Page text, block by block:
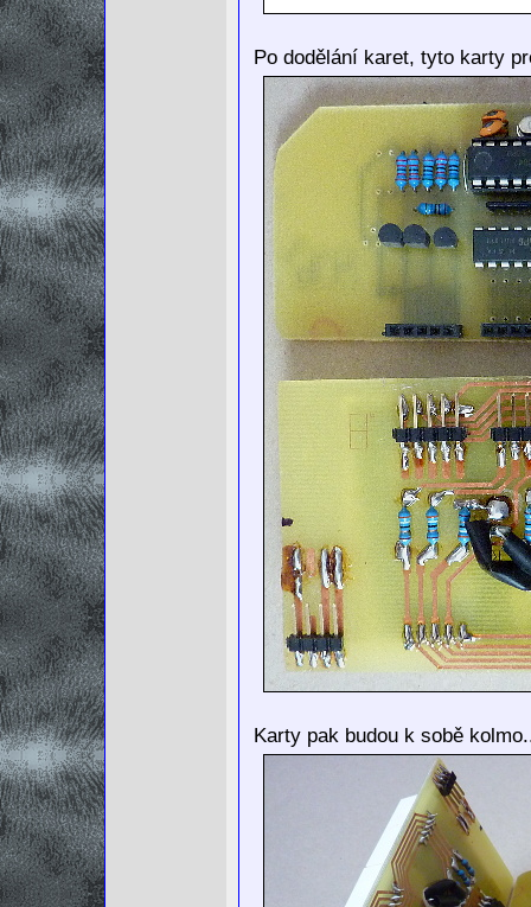
Po dodělání karet, tyto karty
Karty pak budou k sobě